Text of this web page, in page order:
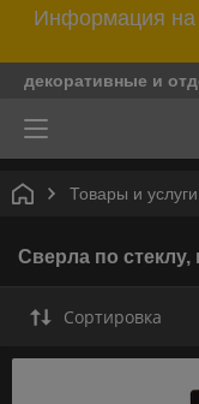
Информация на
декоративные и
Товары и услуги
Сверла по
Сортировка